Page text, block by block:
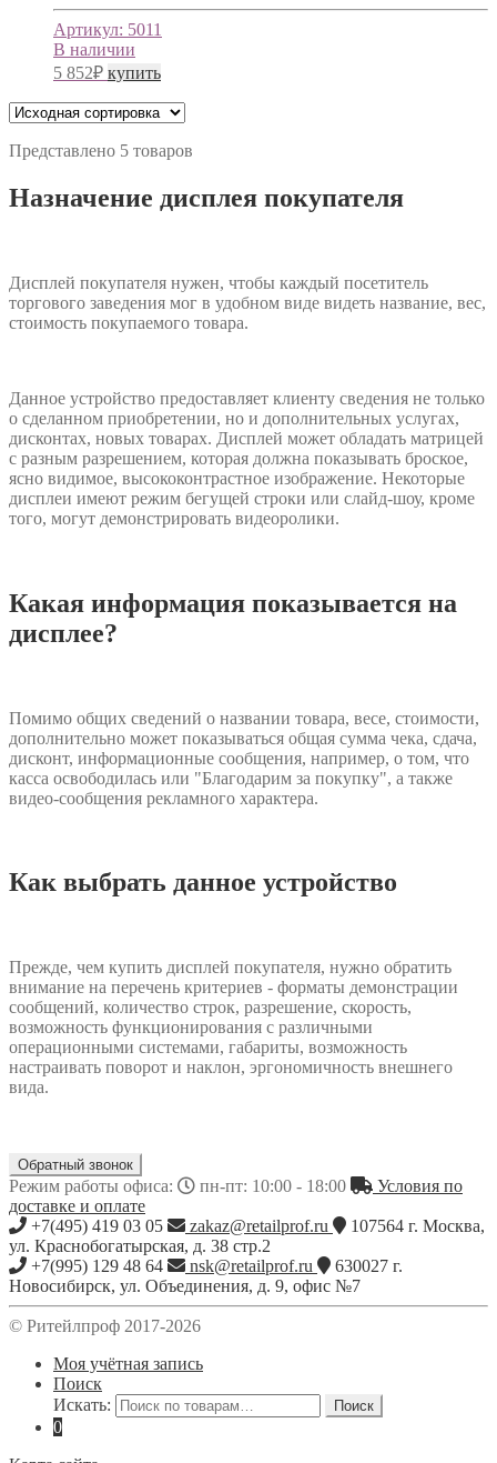
Артикул: 5011
В наличии
5 852₽ купить
Представлено 5 товаров
Назначение дисплея покупателя
Дисплей покупателя нужен, чтобы каждый посетитель
торгового заведения мог в удобном виде видеть название, вес,
стоимость покупаемого товара.
Данное устройство предоставляет клиенту сведения не только
о сделанном приобретении, но и дополнительных услугах,
дисконтах, новых товарах. Дисплей может обладать матрицей
с разным разрешением, которая должна показывать броское,
ясно видимое, высококонтрастное изображение. Некоторые
дисплеи имеют режим бегущей строки или слайд-шоу, кроме
того, могут демонстрировать видеоролики.
Какая информация показывается на
дисплее?
Помимо общих сведений о названии товара, весе, стоимости,
дополнительно может показываться общая сумма чека, сдача,
дисконт, информационные сообщения, например, о том, что
касса освободилась или "Благодарим за покупку", а также
видео-сообщения рекламного характера.
Как выбрать данное устройство
Прежде, чем купить дисплей покупателя, нужно обратить
внимание на перечень критериев - форматы демонстрации
сообщений, количество строк, разрешение, скорость,
возможность функционирования с различными
операционными системами, габариты, возможность
настраивать поворот и наклон, эргономичность внешнего
вида.
Обратный звонок
Режим работы офиса: пн-пт: 10:00 - 18:00
Условия по
доставке и оплате
+7(495) 419 03 05
zakaz@retailprof.ru 107564 г. Москва,
ул. Краснобогатырская, д. 38 стр.2
+7(995) 129 48 64
nsk@retailprof.ru 630027 г.
Новосибирск, ул. Объединения, д. 9, офис №7
© Ритейлпроф 2017-2026
Моя учётная запись
Поиск
Искать:
Поиск
0